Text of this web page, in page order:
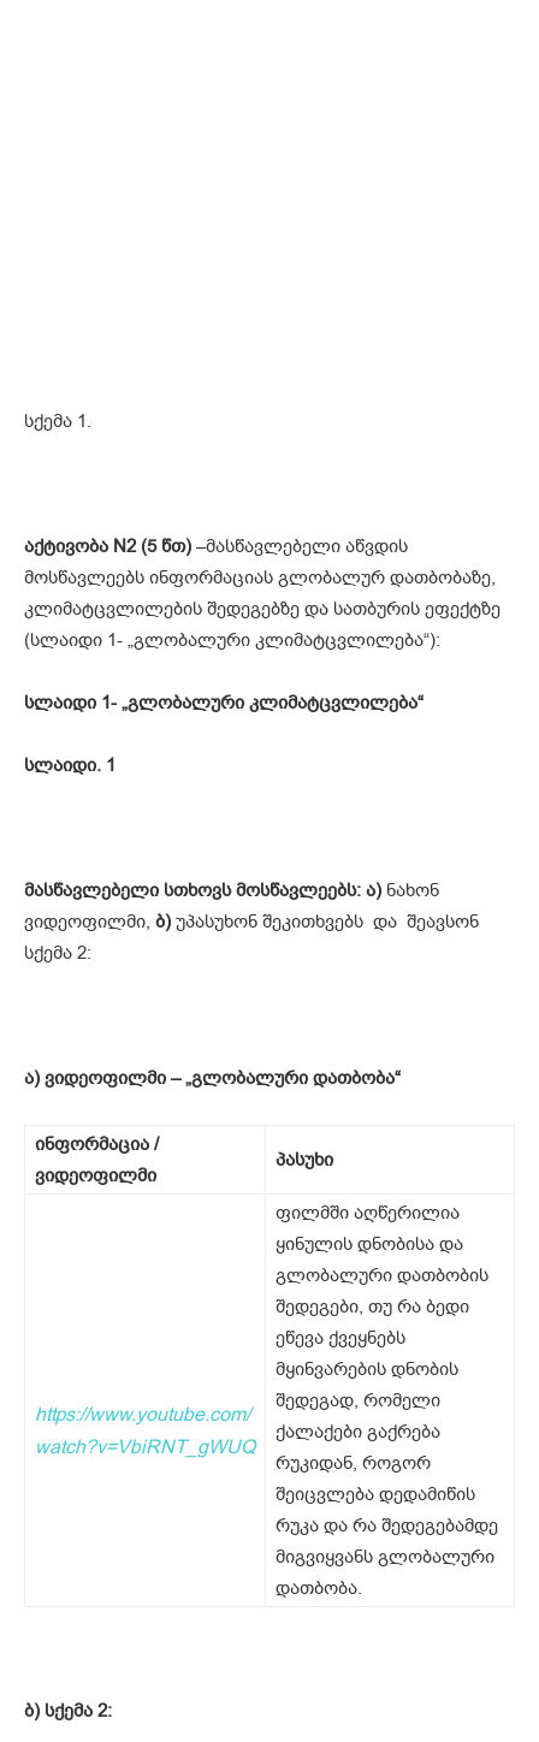
სქემა 1.
აქტივობა N2 (5 წთ) –მასწავლებელი აწვდის
მოსწავლეებს ინფორმაციას გლობალურ დათბობაზე,
კლიმატცვლილების შედეგებზე და სათბურის ეფექტზე
(სლაიდი 1- „გლობალური კლიმატცვლილება“):
სლაიდი 1- „გლობალური კლიმატცვლილება“
სლაიდი. 1
მასწავლებელი სთხოვს მოსწავლეებს: ა) ნახონ
ვიდეოფილმი, ბ) უპასუხონ შეკითხვებს და შეავსონ
სქემა 2:
ა) ვიდეოფილმი – „გლობალური დათბობა“
ინფორმაცია /
ვიდეოფილმი
პასუხი
https://www.youtube.com/
watch?v=VbiRNT_gWUQ
ფილმში აღწერილია
ყინულის დნობისა და
გლობალური დათბობის
შედეგები, თუ რა ბედი
ეწევა ქვეყნებს
მყინვარების დნობის
შედეგად, რომელი
ქალაქები გაქრება
რუკიდან, როგორ
შეიცვლება დედამიწის
რუკა და რა შედეგებამდე
მიგვიყვანს გლობალური
დათბობა.
ბ) სქემა 2: